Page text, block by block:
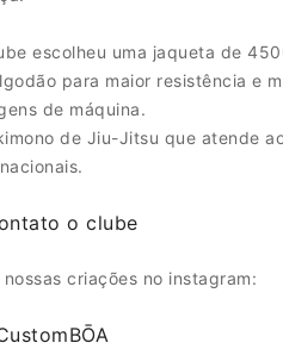
escolheu uma jaqueta de
para maior resistência e
de máquina.
de Jiu-Jitsu que atende
o clube
nossas criações no instagram: